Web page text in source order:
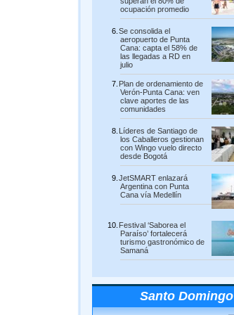
ocupación promedio
Se consolida el
aeropuerto de Punta
Cana: capta el 58% de
las llegadas a RD en
julio
Plan de ordenamiento de
Verón-Punta Cana: ven
clave aportes de las
comunidades
Líderes de Santiago de
los Caballeros gestionan
con Wingo vuelo directo
desde Bogotá
JetSMART enlazará
Argentina con Punta
Cana vía Medellín
Festival ‘Saborea el
Paraíso’ fortalecerá
turismo gastronómico de
Samaná
Santo Domingo